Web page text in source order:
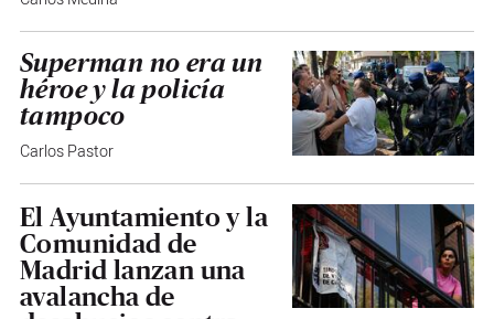
Superman no era un
héroe y la policía
tampoco
Carlos Pastor
El Ayuntamiento y la
Comunidad de
Madrid lanzan una
avalancha de